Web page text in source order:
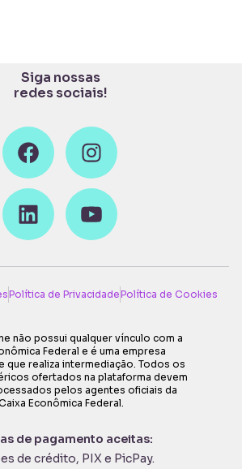
Siga nossas
redes sociais!
Política de PrivacidadePolítica de Cookies
não possui qualquer vínculo com a
Federal e é uma empresa
que realiza intermediação. Todos os
ofertados na plataforma devem
pelos agentes oficiais da
Econômica Federal.
de pagamento aceitas:
de crédito, PIX e PicPay.